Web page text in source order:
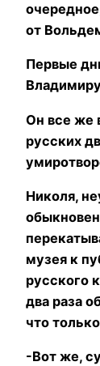
от
Первые
Он все же
русских
Николя,
музея к
русского
два раза
что
-Вот же,